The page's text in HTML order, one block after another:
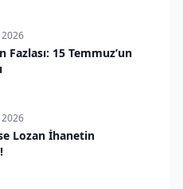
Fazlası: 15 Temmuz’un
Lozan İhanetin